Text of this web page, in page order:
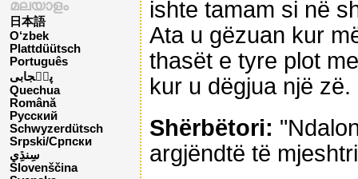
മലയാളം
日本語
O‘zbek
Plattdüütsch
Português
پن٘جابی
Quechua
Română
Русский
Schwyzerdütsch
Srpski/Српски
Slovenščina
ishte tamam si në
Ata u gëzuan kur
thasët e tyre plot
kur u dëgjua një zë.
Shërbëtori:
argjëndtë të